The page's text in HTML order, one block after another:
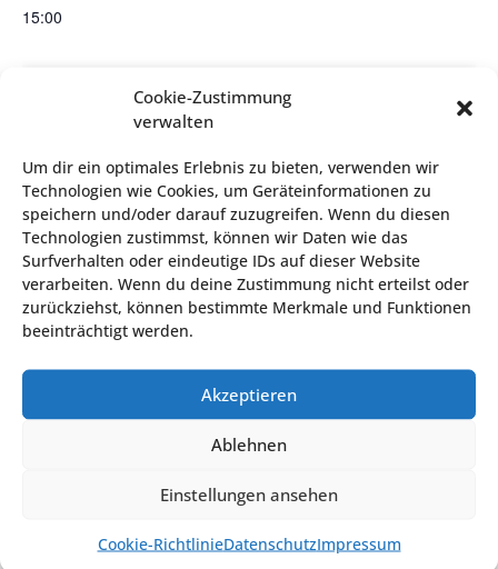
Cookie-Zustimmung
verwalten
Um dir ein optimales Erlebnis zu bieten, verwenden wir
Technologien wie Cookies, um Geräteinformationen zu
speichern und/oder darauf zuzugreifen. Wenn du diesen
Technologien zustimmst, können wir Daten wie das
Surfverhalten oder eindeutige IDs auf dieser Website
verarbeiten. Wenn du deine Zustimmung nicht erteilst oder
zurückziehst, können bestimmte Merkmale und Funktionen
beeinträchtigt werden.
Akzeptieren
Ablehnen
Einstellungen ansehen
Cookie-RichtlinieDatenschutzImpressum
15:00
Klicke hier, um Marketing-Cookies zu
akzeptieren und diesen Inhalt zu aktivieren
Klicke hier, um Marketing-Cookies zu
akzeptieren und diesen Inhalt zu aktivieren